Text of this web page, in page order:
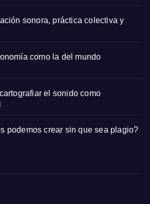
sonora, práctica colectiva y
como la del mundo
el sonido como
podemos crear sin que sea plagio?